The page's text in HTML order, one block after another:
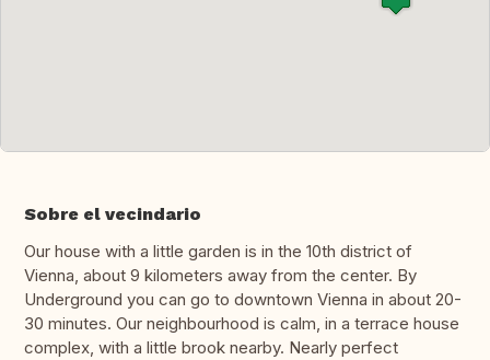
Sobre el vecindario
Our house with a little garden is in the 10th district of
Vienna, about 9 kilometers away from the center. By
Underground you can go to downtown Vienna in about 20-
30 minutes. Our neighbourhood is calm, in a terrace house
complex, with a little brook nearby. Nearly perfect